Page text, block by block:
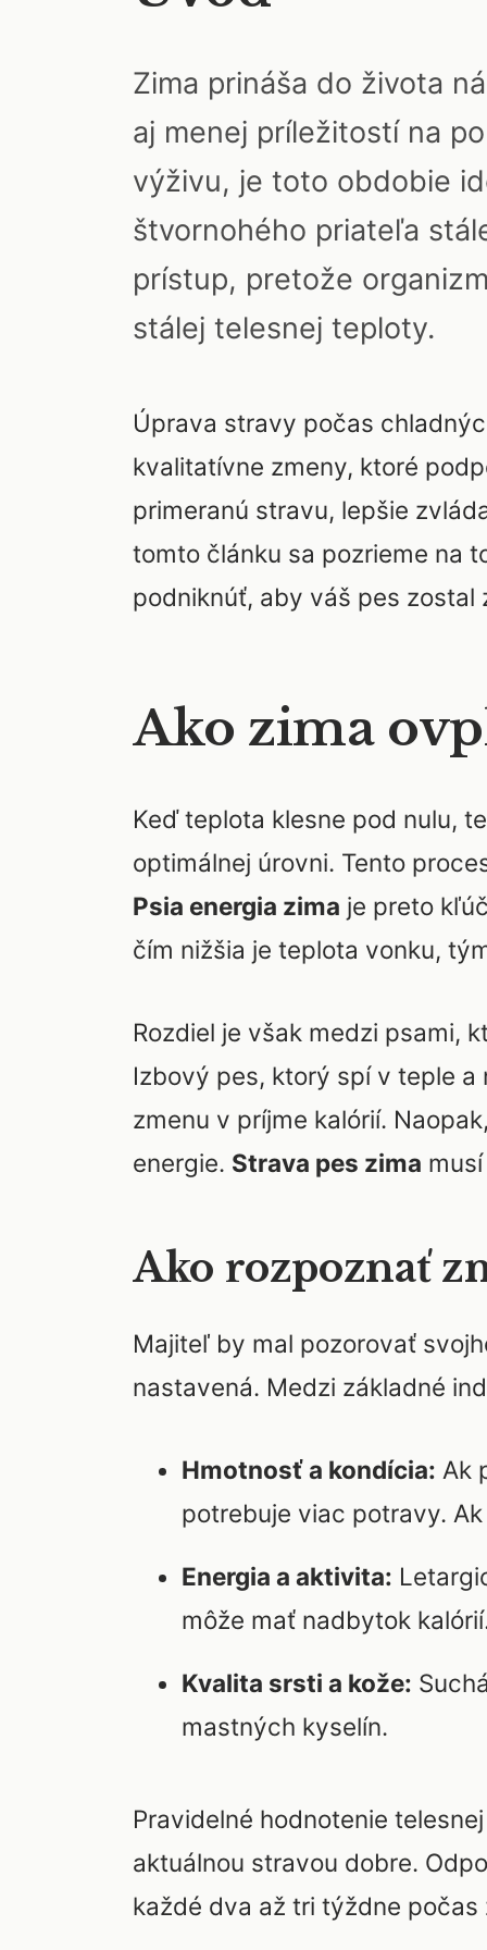
Zima prináša do života
aj menej príležitostí na
výživu, je toto obdobie
štvornohého priateľa
prístup, pretože
stálej telesnej teploty.
Úprava stravy počas
kvalitatívne zmeny, ktoré
primeranú stravu, lepšie
tomto článku sa pozrieme na
podniknúť, aby váš pes zostal
Ako zima
Keď teplota klesne pod nulu,
optimálnej úrovni. Tento
Psia energia zima je preto
čím nižšia je teplota vonku,
Rozdiel je však medzi psami,
Izbový pes, ktorý spí v teple
zmenu v príjme kalórií.
energie. Strava pes zima
Ako rozpoznať
Majiteľ by mal pozorovať
nastavená. Medzi základné
Hmotnosť a kondícia: Ak
potrebuje viac potravy.
Energia a aktivita:
môže mať nadbytok
Kvalita srsti a kože:
mastných kyselín.
Pravidelné hodnotenie
aktuálnou stravou dobre.
každé dva až tri týždne